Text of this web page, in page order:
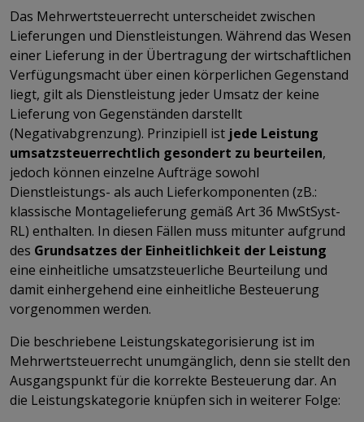
Das Mehrwertsteuerrecht unterscheidet zwischen
Lieferungen und Dienstleistungen. Während das Wesen
einer Lieferung in der Übertragung der wirtschaftlichen
Verfügungsmacht über einen körperlichen Gegenstand
liegt, gilt als Dienstleistung jeder Umsatz der keine
Lieferung von Gegenständen darstellt
(Negativabgrenzung). Prinzipiell ist jede Leistung
umsatzsteuerrechtlich gesondert zu beurteilen,
jedoch können einzelne Aufträge sowohl
Dienstleistungs- als auch Lieferkomponenten (zB.:
klassische Montagelieferung gemäß Art 36 MwStSyst-
RL) enthalten. In diesen Fällen muss mitunter aufgrund
des Grundsatzes der Einheitlichkeit der Leistung
eine einheitliche umsatzsteuerliche Beurteilung und
damit einhergehend eine einheitliche Besteuerung
vorgenommen werden.
Die beschriebene Leistungskategorisierung ist im
Mehrwertsteuerrecht unumgänglich, denn sie stellt den
Ausgangspunkt für die korrekte Besteuerung dar. An
die Leistungskategorie knüpfen sich in weiterer Folge: